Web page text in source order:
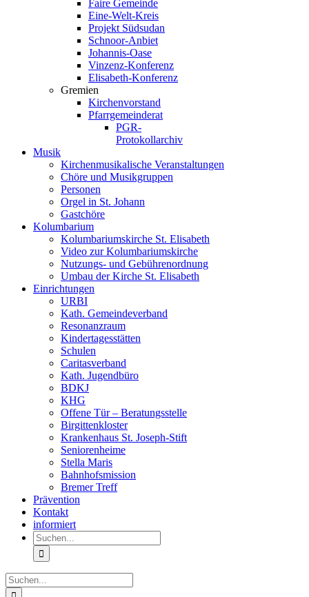
Faire Gemeinde
Eine-Welt-Kreis
Projekt Südsudan
Schnoor-Anbiet
Johannis-Oase
Vinzenz-Konferenz
Elisabeth-Konferenz
Gremien
Kirchenvorstand
Pfarrgemeinderat
PGR-
Protokollarchiv
Musik
Kirchenmusikalische Veranstaltungen
Chöre und Musikgruppen
Personen
Orgel in St. Johann
Gastchöre
Kolumbarium
Kolumbariumskirche St. Elisabeth
Video zur Kolumbariumskirche
Nutzungs- und Gebührenordnung
Umbau der Kirche St. Elisabeth
Einrichtungen
URBI
Kath. Gemeindeverband
Resonanzraum
Kindertagesstätten
Schulen
Caritasverband
Kath. Jugendbüro
BDKJ
KHG
Offene Tür – Beratungsstelle
Birgittenkloster
Krankenhaus St. Joseph-Stift
Seniorenheime
Stella Maris
Bahnhofsmission
Bremer Treff
Prävention
Kontakt
informiert
Suche
nach:
Suche
nach: